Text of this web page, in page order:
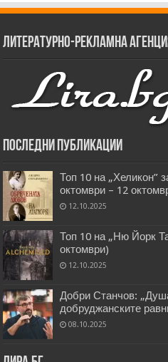
Литературно-рекламна
Последни публикации
Топ 10 на „Хеликон”
октомври – 12
12.10.2025
Топ 10 на „Ню Йорк
октомври)
12.10.2025
Добри Станчов:
добруджанските
08.10.2025